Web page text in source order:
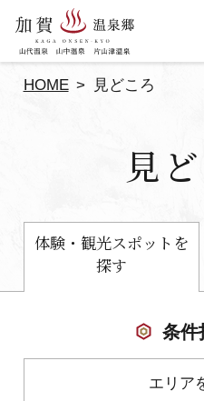
見どころ
マ
HOME 見どころ
見
体験・観光スポットを
探す
条件
エリア